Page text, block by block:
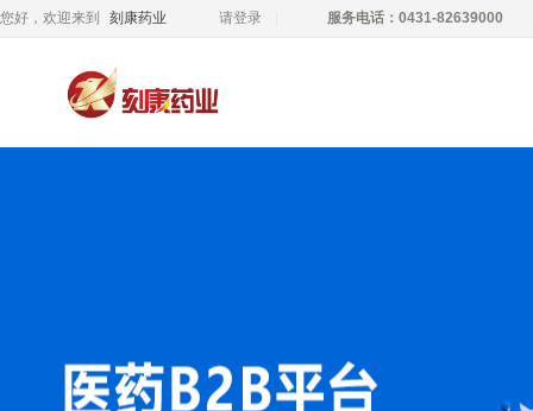
您好，欢迎来到 刻康药业 请登录 服务电话：0431-82639000